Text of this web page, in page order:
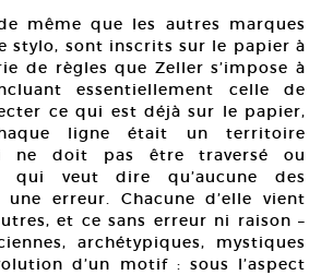
même que les autres marques
stylo, sont inscrits sur le papier à
de règles que Zeller s’impose à
essentiellement celle de
ce qui est déjà sur le papier,
ligne était un territoire
ne doit pas être traversé ou
qui veut dire qu’aucune des
une erreur. Chacune d’elle vient
et ce sans erreur ni raison –
archétypiques, mystiques
d’un motif : sous l’aspect